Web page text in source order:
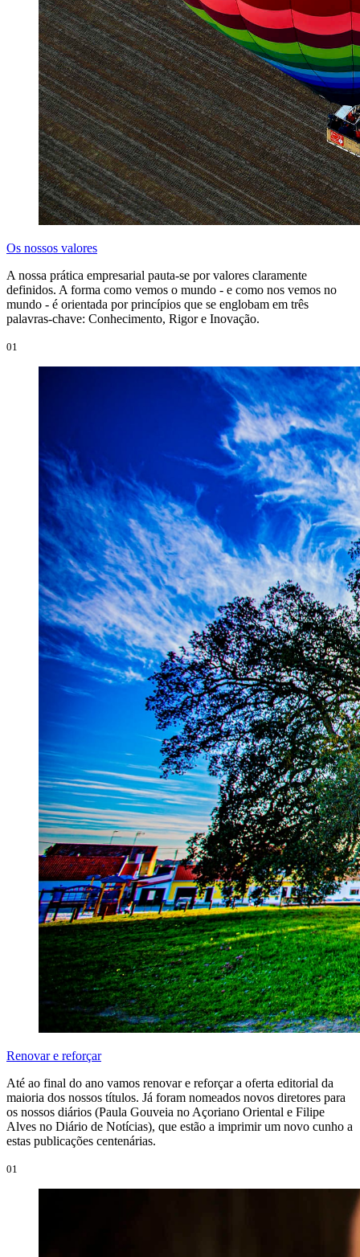
Os nossos valores
A nossa prática empresarial pauta-se por valores claramente
definidos. A forma como vemos o mundo - e como nos vemos no
mundo - é orientada por princípios que se englobam em três
palavras-chave: Conhecimento, Rigor e Inovação.
01
Renovar e reforçar
Até ao final do ano vamos renovar e reforçar a oferta editorial da
maioria dos nossos títulos. Já foram nomeados novos diretores para
os nossos diários (Paula Gouveia no Açoriano Oriental e Filipe
Alves no Diário de Notícias), que estão a imprimir um novo cunho a
estas publicações centenárias.
01